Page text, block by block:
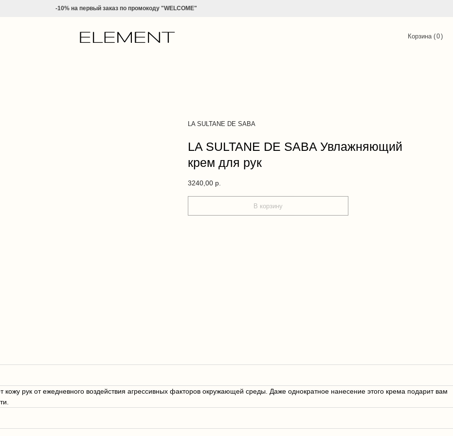
-10% напервый заказ по промокоду "WELCOME"
Корзина ( )
0
LA SULTANE DE SABA Увлажняющий
крем для рук
LA SULTANE DE SABA
3240,00 р.
В корзину
рук от ежедневного воздействия агрессивных факторов окружающей среды. Даже однократное нанесение этого крема подарит вам